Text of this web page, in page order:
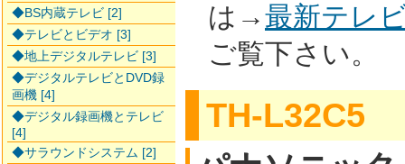
は→最新テレ
ご覧下さい。
TH-L32C5
◆BS内蔵テレビ [2]
◆テレビとビデオ [3]
◆地上デジタルテレビ [3]
◆デジタルテレビとDVD録
画機 [4]
◆デジタル録画機とテレビ
[4]
◆サラウンドシステム [2]